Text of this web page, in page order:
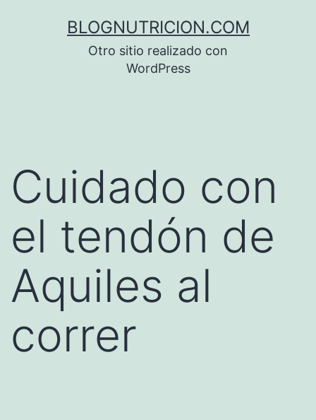
BLOGNUTRICION.COM
Otro sitio realizado con
WordPress
Cuidado con
el tendón de
Aquiles al
correr